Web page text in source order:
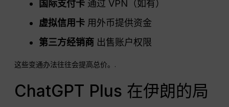
国际支付卡 通过 VPN（如有）
虚拟信用卡 用外币提供资金
第三方经销商 出售账户权限
这些变通办法往往会提高总价。.
ChatGPT Plus 在伊朗的局